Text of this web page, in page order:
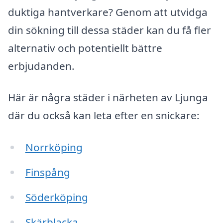
duktiga hantverkare? Genom att utvidga
din sökning till dessa städer kan du få fler
alternativ och potentiellt bättre
erbjudanden.
Här är några städer i närheten av Ljunga
där du också kan leta efter en snickare:
Norrköping
Finspång
Söderköping